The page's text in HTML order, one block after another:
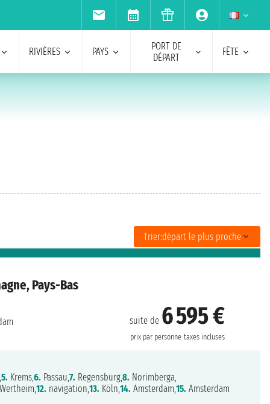
RIVIÈRES PAYS
PORT DE
DÉPART
FÊTE
Trier:départ le plus proche
Pays-Bas
suite de 6 595 €
prix par personne taxes incluses
5. Krems,6. Passau,7. Regensburg,8. Norimberga,
Wertheim,12. navigation,13. Köln,14. Amsterdam,15. Amsterdam